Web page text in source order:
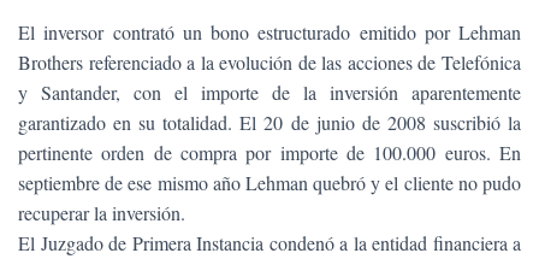
El inversor contrató un bono estructurado emitido por Lehman
Brothers referenciado a la evolución de las acciones de Telefónica
y Santander, con el importe de la inversión aparentemente
garantizado en su totalidad. El 20 de junio de 2008 suscribió la
pertinente orden de compra por importe de 100.000 euros. En
septiembre de ese mismo año Lehman quebró y el cliente no pudo
recuperar la inversión.
El Juzgado de Primera Instancia condenó a la entidad financiera a